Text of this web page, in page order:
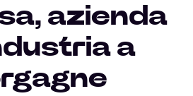
azienda
a